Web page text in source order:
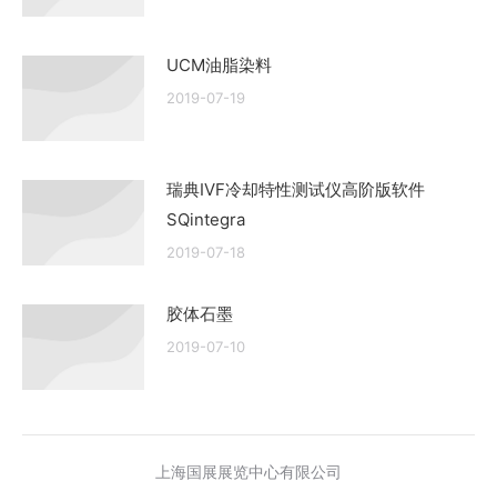
UCM油脂染料
2019-07-19
瑞典IVF冷却特性测试仪高阶版软件
SQintegra
2019-07-18
胶体石墨
2019-07-10
上海国展展览中心有限公司